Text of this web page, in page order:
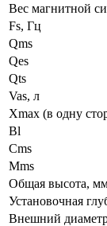
Вес магнитной
Fs, Гц
Qms
Qes
Qts
Vas, л
Xmax (в одну
Bl
Cms
Mms
Общая высота,
Установочная
Внешний